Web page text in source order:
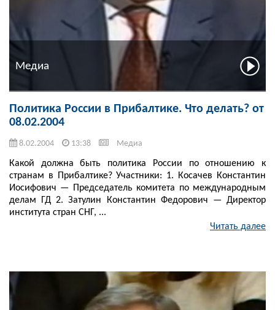
Медиа
Политика России в Прибалтике. Что делать? от
08.02.2004
8.02.2004 13:38 Медиа
Какой должна быть политика России по отношению к
странам в Прибалтике? Участники: 1. Косачев Константин
Иосифович — Председатель комитета по международным
делам ГД 2. Затулин Константин Федорович — Директор
института стран СНГ, ...
Читать далее